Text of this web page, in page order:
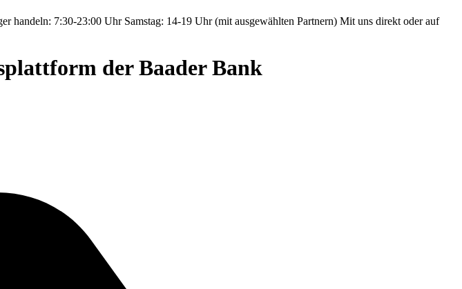
handeln: 7:30-23:00 Uhr Samstag: 14-19 Uhr (mit ausgewählten Partnern) Mit uns direkt oder auf
der Baader Bank